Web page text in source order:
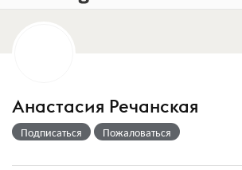
Анастасия Речанская
Подписаться Пожаловаться